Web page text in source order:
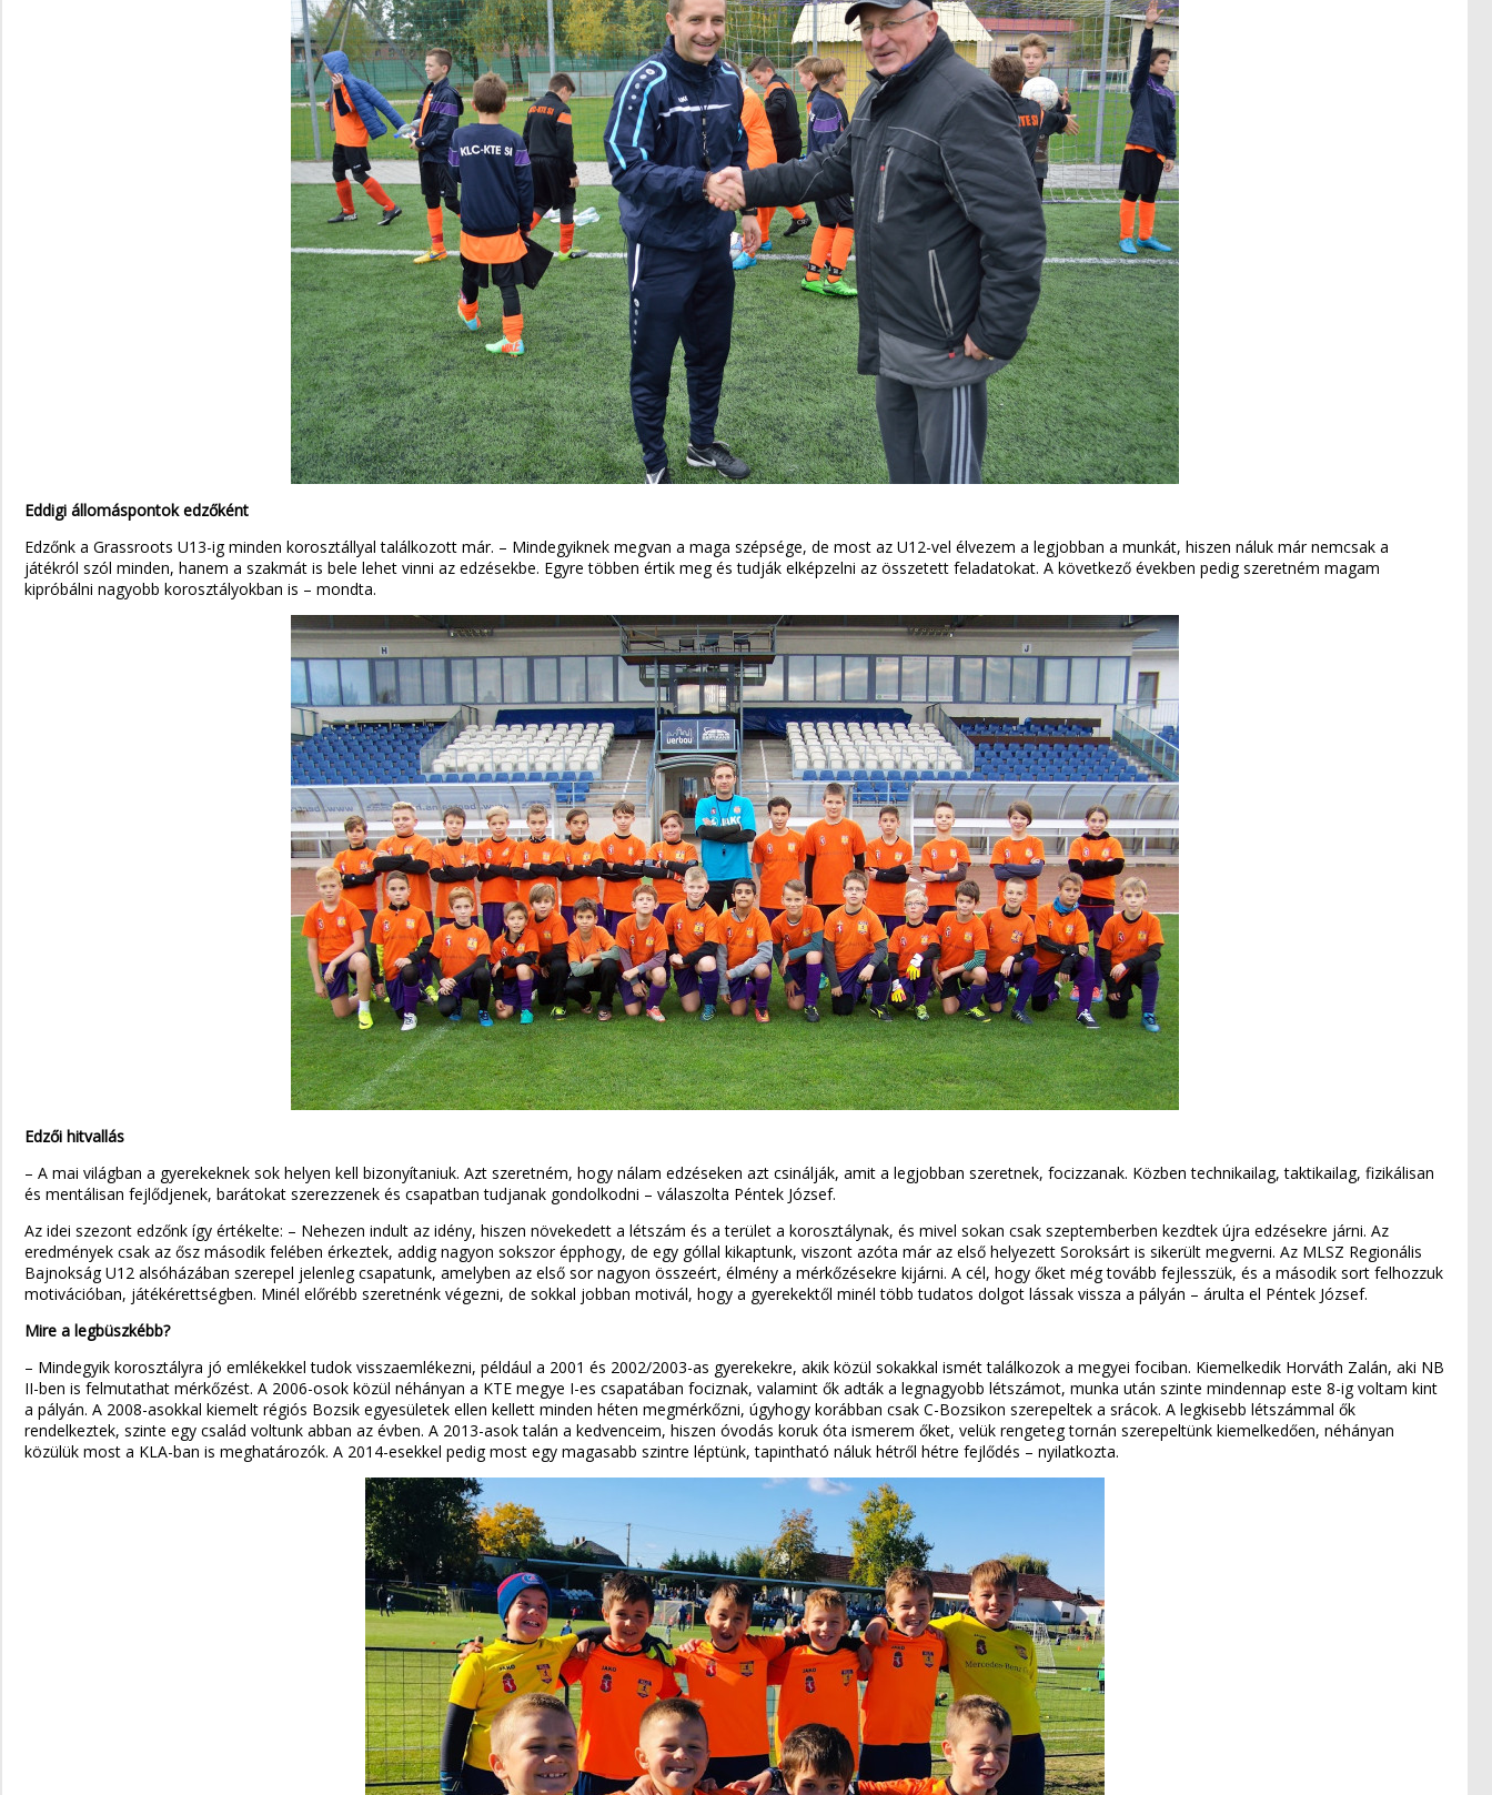
Eddigi állomáspontok edzőként
Edzőnk a Grassroots U13-ig minden korosztállyal találkozott már. – Mindegyiknek megvan a maga szépsége, de most az U12-vel élvezem a legjobban a munkát, hiszen náluk már nemcsak a
játékról szól minden, hanem a szakmát is bele lehet vinni az edzésekbe. Egyre többen értik meg és tudják elképzelni az összetett feladatokat. A következő években pedig szeretném magam
kipróbálni nagyobb korosztályokban is – mondta.
Edzői hitvallás
– A mai világban a gyerekeknek sok helyen kell bizonyítaniuk. Azt szeretném, hogy nálam edzéseken azt csinálják, amit a legjobban szeretnek, focizzanak. Közben technikailag, taktikailag, fizikálisan
és mentálisan fejlődjenek, barátokat szerezzenek és csapatban tudjanak gondolkodni – válaszolta Péntek József.
Az idei szezont edzőnk így értékelte: – Nehezen indult az idény, hiszen növekedett a létszám és a terület a korosztálynak, és mivel sokan csak szeptemberben kezdtek újra edzésekre járni. Az
eredmények csak az ősz második felében érkeztek, addig nagyon sokszor épphogy, de egy góllal kikaptunk, viszont azóta már az első helyezett Soroksárt is sikerült megverni. Az MLSZ Regionális
Bajnokság U12 alsóházában szerepel jelenleg csapatunk, amelyben az első sor nagyon összeért, élmény a mérkőzésekre kijárni. A cél, hogy őket még tovább fejlesszük, és a második sort felhozzuk
motivációban, játékérettségben. Minél előrébb szeretnénk végezni, de sokkal jobban motivál, hogy a gyerekektől minél több tudatos dolgot lássak vissza a pályán – árulta el Péntek József.
Mire a legbüszkébb?
– Mindegyik korosztályra jó emlékekkel tudok visszaemlékezni, például a 2001 és 2002/2003-as gyerekekre, akik közül sokakkal ismét találkozok a megyei fociban. Kiemelkedik Horváth Zalán, aki NB
II-ben is felmutathat mérkőzést. A 2006-osok közül néhányan a KTE megye I-es csapatában fociznak, valamint ők adták a legnagyobb létszámot, munka után szinte mindennap este 8-ig voltam kint
a pályán. A 2008-asokkal kiemelt régiós Bozsik egyesületek ellen kellett minden héten megmérkőzni, úgyhogy korábban csak C-Bozsikon szerepeltek a srácok. A legkisebb létszámmal ők
rendelkeztek, szinte egy család voltunk abban az évben. A 2013-asok talán a kedvenceim, hiszen óvodás koruk óta ismerem őket, velük rengeteg tornán szerepeltünk kiemelkedően, néhányan
közülük most a KLA-ban is meghatározók. A 2014-esekkel pedig most egy magasabb szintre léptünk, tapintható náluk hétről hétre fejlődés – nyilatkozta.